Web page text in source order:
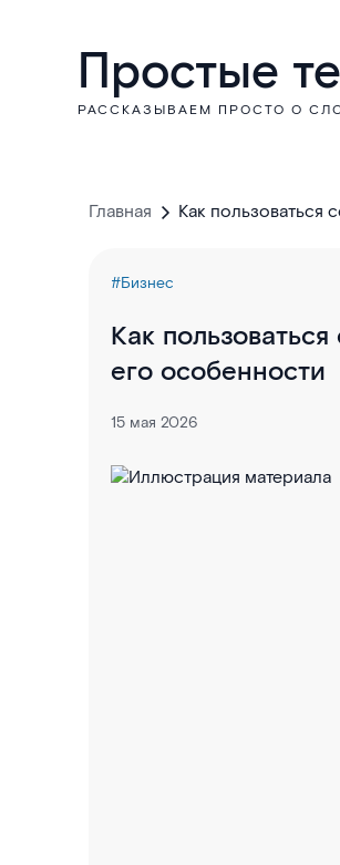
Простые
РАССКАЗЫВАЕМ ПРОСТО О
Главная Как пользоваться
#Бизнес
Как
его особенности
15 мая 2026